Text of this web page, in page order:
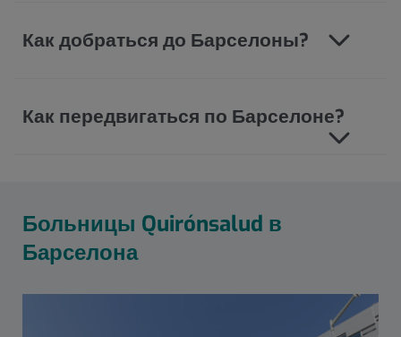
Как добраться до Барселоны?
Как передвигаться по Барселоне?
Больницы Quirónsalud в
Барселона
Número